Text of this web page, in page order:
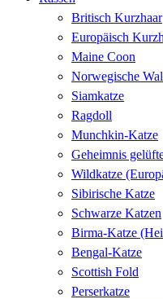
Britisch Kurzhaar
Europäisch
Maine Coon
Norwegische
Siamkatze
Ragdoll
Munchkin-Katze
Geheimnis
Wildkatze
Sibirische Katze
Schwarze Katzen
Birma-Katze
Bengal-Katze
Scottish Fold
Perserkatze